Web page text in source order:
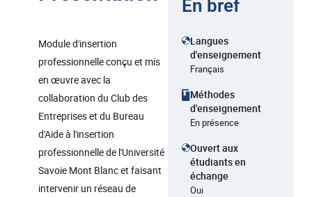
Module d'insertion
professionnelle conçu et mis
en œuvre avec la
collaboration du Club des
Entreprises et du Bureau
d'Aide à l'insertion
professionnelle de l'Université
Savoie Mont Blanc et faisant
intervenir un réseau de
En bref
Langues
d'enseignement
Français
Méthodes
d'enseignement
En présence
Ouvert aux
étudiants en
échange
Oui